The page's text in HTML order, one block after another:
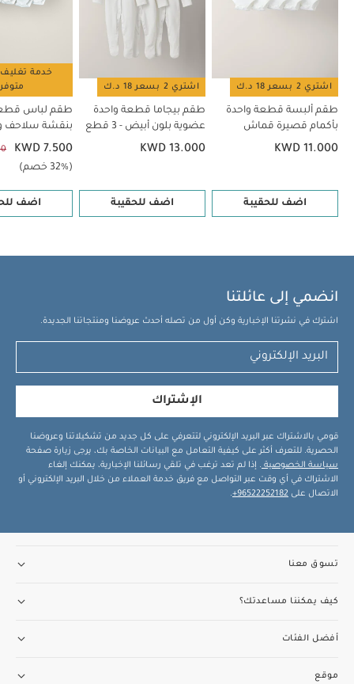
اشتري 2 بسعر 18 د.ك
طقم ألبسة قطعة واحدة
بأكمام قصيرة قماش
عضوي بلون أبيض - 5 قطع
KWD 11.000
اضف للحقيبة
اشتري 2 بسعر 18 د.ك
طقم بيجاما قطعة واحدة
عضوية بلون أبيض - 3 قطع
KWD 13.000
اضف للحقيبة
خدمة تغليف
طقم لباس
بنقشة سلاحف
قصيرة بلون أزرق - 5
KWD 7.500
(32% خصم)
اضف
انضمي إلى عائلتنا
اشترك في نشرتنا الإخبارية وكن أول من تصله أحدث عروضنا ومنتجاتنا الجديدة.
الإشتراك
قومي بالاشتراك عبر البريد الإلكتروني لتتعرفي على كل جديد من تشكيلاتنا وعروضنا
الحصرية. للتعرف أكثر على كيفية التعامل مع البيانات الخاصة بك، يرجى زيارة صفحة
سياسة الخصوصية . إذا لم تعد ترغب في تلقي رسائلنا الإخبارية، يمكنك إلغاء
الاشتراك في أي وقت عبر التواصل مع فريق خدمة العملاء من خلال البريد الإلكتروني أو
الاتصال على 96522252182+
.
تسوق معنا
كيف يمكننا مساعدتك؟
أفضل الفئات
موقع